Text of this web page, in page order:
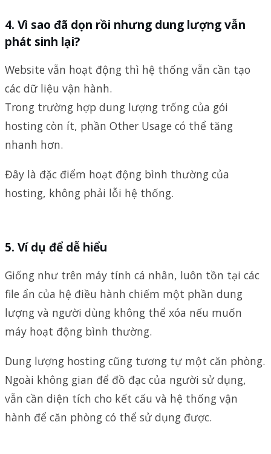
Vì sao đã dọn rồi nhưng dung lượng vẫn
phát sinh lại?
Website vẫn hoạt động thì hệ thống vẫn cần tạo
các dữ liệu vận hành.
Trong trường hợp dung lượng trống của gói
hosting còn ít, phần Other Usage có thể tăng
nhanh hơn.
Đây là đặc điểm hoạt động bình thường của
hosting, không phải lỗi hệ thống.
Ví dụ để dễ hiểu
Giống như trên máy tính cá nhân, luôn tồn tại các
file ẩn của hệ điều hành chiếm một phần dung
lượng và người dùng không thể xóa nếu muốn
máy hoạt động bình thường.
Dung lượng hosting cũng tương tự một căn phòng.
Ngoài không gian để đồ đạc của người sử dụng,
vẫn cần diện tích cho kết cấu và hệ thống vận
hành để căn phòng có thể sử dụng được.